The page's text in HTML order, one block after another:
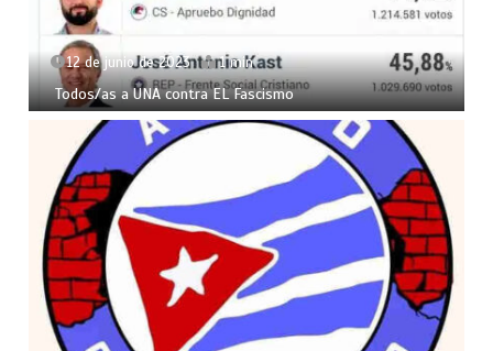
12 de junio de 2023 1 min
Todos/as a UNA contra EL Fascismo